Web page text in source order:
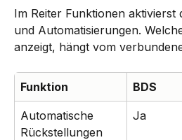
Im Reiter Funktionen aktivierst
und Automatisierungen.
anzeigt, hängt vom
Funktion BDS
Automatische
Rückstellungen
Ja